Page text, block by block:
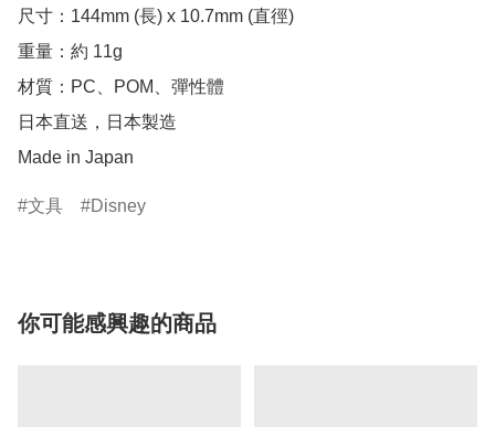
尺寸：144mm (長) x 10.7mm (直徑)
重量：約 11g
材質：PC、POM、彈性體
日本直送，日本製造
Made in Japan
文具 Disney
你可能感興趣的商品